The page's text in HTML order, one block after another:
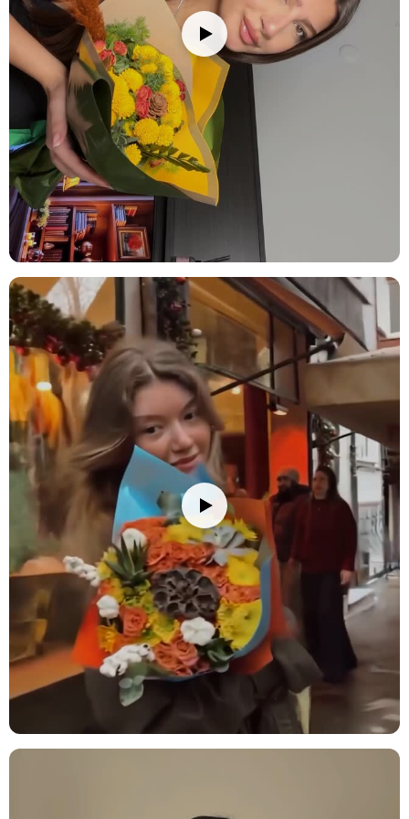
Sevgililer Günü:Zarif sunumuyla sevdiklerinize duygularınızı ifade
etmenin şık bir yoludur.
Yeni İş ve Tebrik:Çalışma alanlarına tazelik katan görünümüyle
başarı kutlamaları için idealdir.
Geçmiş Olsun:Sakin ve dingin atmosferiyle iyileşme dileklerinizi
iletebileceğiniz nazik bir seçimdir.
Ürün içeriğinde neler var?
Spatifilyum (Barış Çiçeği):Zarif beyaz yelken yaprakları ve parlak
yeşil dokusuyla aranjmanın merkezinde yer alan, huzur ve sadeliği
simgeleyen canlı bitkidir.
Mor Luna:Mor tonlarıyla kompozisyona doğal bir hareket katan,
tasarıma dokusal zenginlik kazandıran kurutulmuş dekoratif
detaydır.
Başak Buğday:Altın sarısı başaklarıyla bereketi ve doğallığı
çağrıştıran, aranjmana kır esintisi katan tamamlayıcı öğedir.
Kurutulmuş Limon:
Sıcak renk tonu ve doğal dokusuyla
kompozisyona mevsimsel bir sıcaklık ve görsel denge ekleyen
detaydır.
Ruskos:Koyu yeşil yapraklarıyla aranjmana dolgunluk ve tazelik
hissi veren yardımcı yeşilliktir.
Yeşil Aspidistra: Geniş ve gösterişli yapraklarıyla kompozisyona
zemin oluşturan, tasarımı çerçeveleyen dayanıklı yeşilliktir.
Yuvarlak Kokolin ve Çikolata Kutusu:Kokolin ve çikolatanın bir
arada sunulduğu, aranjmanı tatlı bir sürprizle taçlandıran şık hediye
kutusudur.
Bakım İpuçları
Spatifilyum bitkisi, dolaylı ışığı tercih eder; bu nedenle bitkinizi
doğrudan güneş ışığından koruyarak aydınlık bir yerde
konumlandırmanız önerilir. Toprağının sürekli nemli kalması
önemlidir, ancak aşırı sulamaktan kaçınmalısınız; toprak sulu
kalmamalıdır. Bitkiniz için ideal sıcaklık aralığı 10°C ile 28°C
arasında olmalıdır. Bu sıcaklık aralığında bitkiniz en iyi şekilde
gelişecektir. Spatifilyum bitkinizin sağlıklı kalması için düzenli
sulama yaparak ve uygun ışık koşullarında muhafaza ederek,
bitkinizin canlılığını uzun süre koruyabilirsiniz.
Saklama Önerisi:Serin ve kuru yerde (+18/+22°C'de) muhafaza
ediniz. Buzdolabına koymayınız.
Saksı/vazo, sert ve dayanıklı bir plastik türü olan polimer
malzemeden üretilmiştir.
Not: